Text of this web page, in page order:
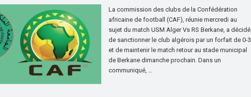
La commission des clubs de la Confédération
africaine de football (CAF), réunie mercredi au
sujet du match USM Alger Vs RS Berkane, a décidé
de sanctionner le club algérois par un forfait de 0-3
et de maintenir le match retour au stade municipal
de Berkane dimanche prochain. Dans un
communiqué, …